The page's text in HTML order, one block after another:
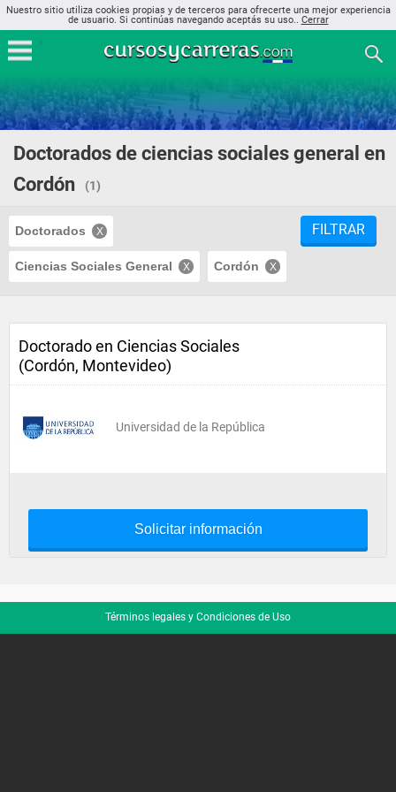
Nuestro sitio utiliza cookies propias y de terceros para ofrecerte una mejor experiencia
de usuario. Si continúas navegando aceptás su uso.. Cerrar
Doctorados de ciencias sociales general en
Cordón
(1)
Doctorados
Ciencias Sociales General Cordón
FILTRAR
Doctorado en Ciencias Sociales
(Cordón, Montevideo)
Universidad de la República
Solicitar información
Términos legales y Condiciones de Uso